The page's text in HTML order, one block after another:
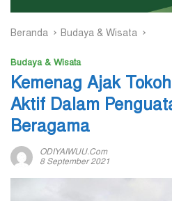
Beranda Budaya & Wisata
Budaya & Wisata
Kemenag Ajak
Aktif Dalam
Beragama
ODIYAIWUU.com
8 September 2021